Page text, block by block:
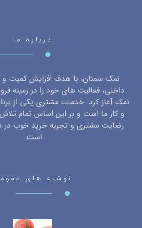
درباره ما
نمک سمنان، با هدف افزایش کمیت
داخلی، فعالیت های خود را در زمینه
نمک آغاز کرد. خدمات مشتری یکی از
و کار ما است و بر این اساس تمام
رضایت مشتری و تجربه خرید خوب در
است.
نوشته های